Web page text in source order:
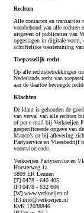
Rechten
Alle contacten en transacties
voorbehoud van alle rechten
uitgaven of publicaties van
opgeslagen in digitale vorm,
schriftelijke toestemming
Toepasselijk recht
Op alle rechtsbetrekkingen
Nederlands recht van
aan de daartoe bevoegde
Klachten
De klant is gehouden de
van verval van alle rechten
of per e-mail bij Verkoeijen
gespecificeerde opgave van
Manco’s en bij aflevering
Partyservice en Vleesbedrijf
voortvloeiende.
Verkoeijen Partyservice en
Horsterweg 1a
5809 ER Leunen
[T] 0478 - 640 405
[F] 0478 - 632 606
[W] www.verkoeijen.nl
[E] info@verkoeijen.nl
KvK 12038846